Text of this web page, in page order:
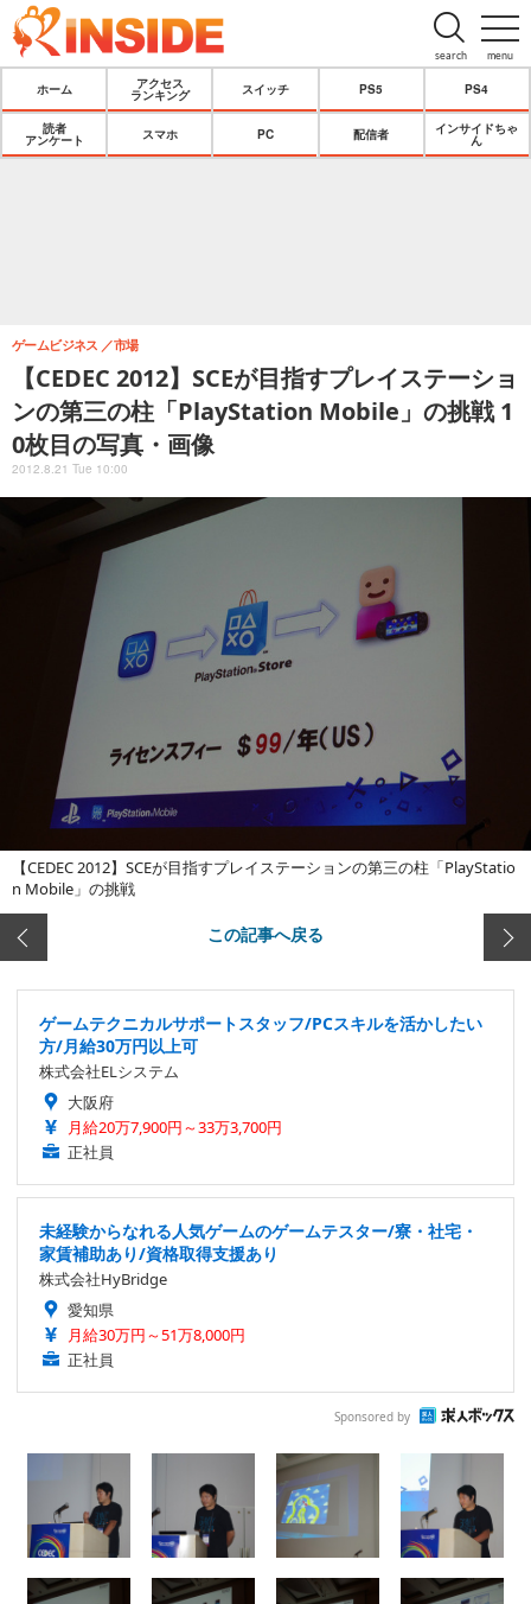
menu
search
ホーム
アクセス
ランキング
スイッチ PS5 PS4
読者
アンケート
スマホ PC 配信者
インサイドちゃ
ん
【CEDEC 2012】SCEが目指すプレイステーショ
ンの第三の柱「PlayStation Mobile」の挑戦 1
0枚目の写真・画像
ゲームビジネス 市場
2012.8.21 Tue 10:00
【CEDEC 2012】SCEが目指すプレイステーションの第三の柱「PlayStatio
n Mobile」の挑戦
この記事へ戻る
ゲームテクニカルサポートスタッフ/PCスキルを活かしたい
方/月給30万円以上可
株式会社ELシステム
大阪府
月給20万7,900円～33万3,700円
正社員
未経験からなれる人気ゲームのゲームテスター/寮・社宅・
家賃補助あり/資格取得支援あり
株式会社HyBridge
愛知県
月給30万円～51万8,000円
正社員
Sponsored by